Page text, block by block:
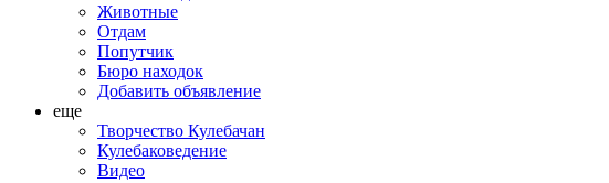
Животные
Отдам
Попутчик
Бюро находок
Добавить объявление
еще
Творчество Кулебачан
Кулебаковедение
Видео